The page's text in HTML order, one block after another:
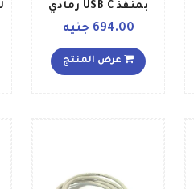
بمنفذ USB C رمادي
694.00 جنيه
عرض المنتج